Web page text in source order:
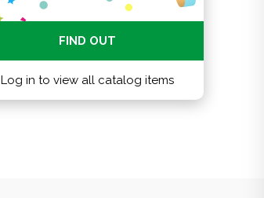
FIND OUT
Log in to view all catalog items